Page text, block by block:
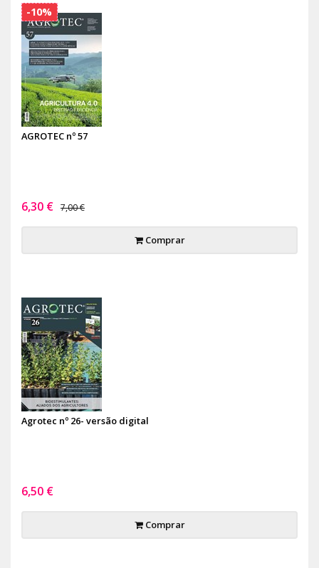
AGROTEC nº 57
6,30 € 7,00 €
Comprar
-10%
Agrotec nº 26- versão digital
6,50 €
Comprar